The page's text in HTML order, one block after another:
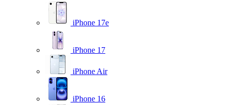
iPhone 17e
iPhone 17
iPhone Air
iPhone 16